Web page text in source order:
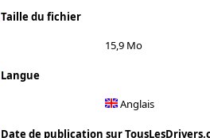
Taille du fichier
15,9 Mo
Langue
Anglais
Date de publication sur